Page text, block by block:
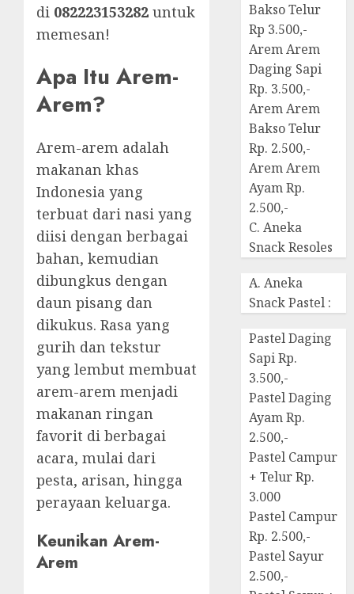
di 082223153282 untuk
memesan!
Apa Itu Arem-
Arem?
Arem-arem adalah
makanan khas
Indonesia yang
terbuat dari nasi yang
diisi dengan berbagai
bahan, kemudian
dibungkus dengan
daun pisang dan
dikukus. Rasa yang
gurih dan tekstur
yang lembut membuat
arem-arem menjadi
makanan ringan
favorit di berbagai
acara, mulai dari
pesta, arisan, hingga
perayaan keluarga.
Keunikan Arem-
Arem
Bakso Telur
Rp 3.500,-
Arem Arem
Daging Sapi
Rp. 3.500,-
Arem Arem
Bakso Telur
Rp. 2.500,-
Arem Arem
Ayam Rp.
2.500,-
C. Aneka
Snack Resoles
A. Aneka
Snack Pastel :
Pastel Daging
Sapi Rp.
3.500,-
Pastel Daging
Ayam Rp.
2.500,-
Pastel Campur
+ Telur Rp.
3.000
Pastel Campur
Rp. 2.500,-
Pastel Sayur
2.500,-